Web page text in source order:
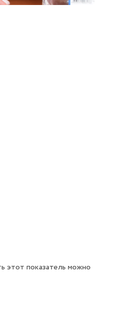
этот показатель можно